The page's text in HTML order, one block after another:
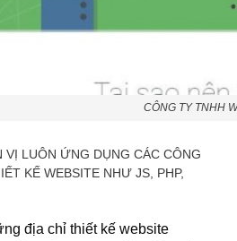
CÔNG TY TNHH
LUÔN ỨNG DỤNG CÁC CÔNG
KẾ WEBSITE NHƯ JS, PHP,
địa chỉ thiết kế website